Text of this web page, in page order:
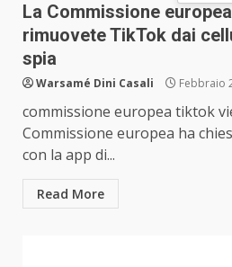
La Commissione
rimuovete TikTok dai
spia
Warsamé Dini Casali Febbraio
commissione europea tiktok
Commissione europea ha
con la app di...
Read More